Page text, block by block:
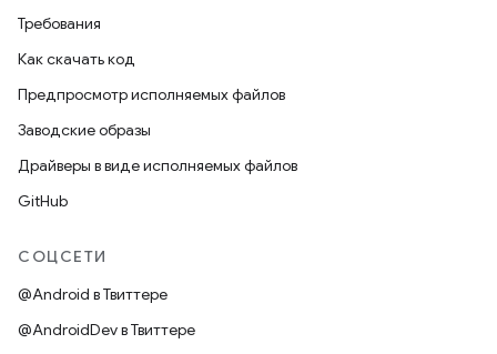
Требования
Как скачать код
Предпросмотр исполняемых файлов
Заводские образы
Драйверы в виде исполняемых файлов
GitHub
СОЦСЕТИ
@Android в Твиттере
@AndroidDev в Твиттере